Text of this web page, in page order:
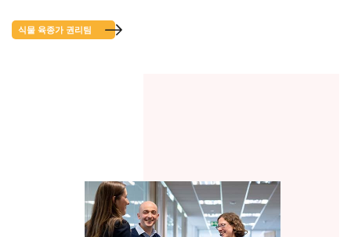
식물 육종가 권리팀